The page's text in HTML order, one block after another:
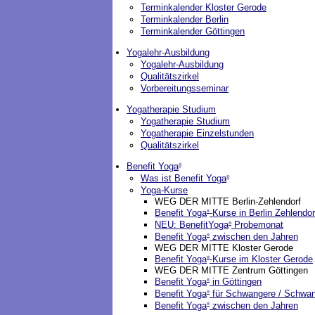
Terminkalender Kloster Gerode
Terminkalender Berlin
Terminkalender Göttingen
Yogalehr-Ausbildung
Yogalehr-Ausbildung
Qualitätszirkel
Vorbereitungsseminar
Yogatherapie Studium
Yogatherapie Studium
Yogatherapie Einzelstunden
Qualitätszirkel
Benefit Yoga®
Was ist Benefit Yoga®
Yoga-Kurse
WEG DER MITTE Berlin-Zehlendorf
Benefit Yoga®-Kurse in Berlin
NEU: BenefitYoga®Probemonat
Benefit Yoga®zwischen den Jahren
WEG DER MITTE Kloster Gerode
Benefit Yoga®-Kurse im Kloster Gerode
WEG DER MITTE Zentrum Göttingen
Benefit Yoga®in Göttingen
Benefit Yoga®für Schwangere /
Benefit Yoga®zwischen den Jahren